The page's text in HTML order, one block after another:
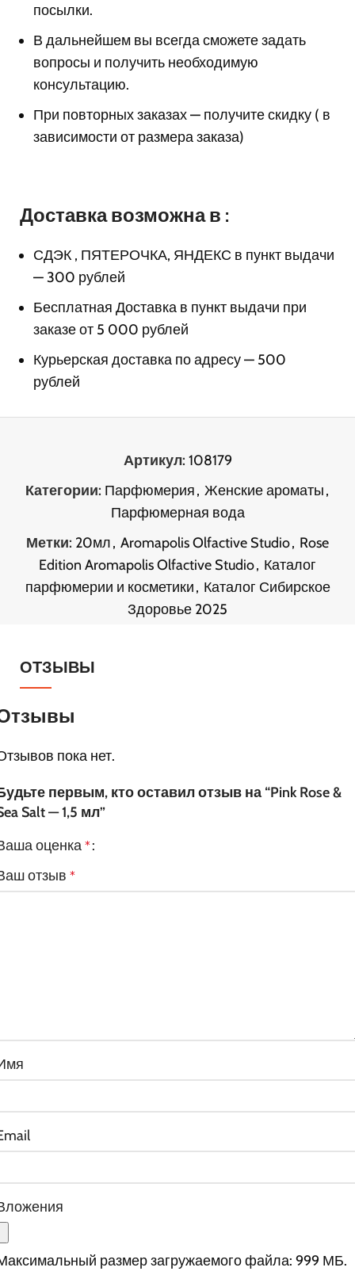
посылки.
В дальнейшем вы всегда сможете задать
вопросы и получить необходимую
консультацию.
При повторных заказах — получите скидку ( в
зависимости от размера заказа)
Доставка возможна в :
СДЭК , ПЯТЕРОЧКА, ЯНДЕКС в пункт выдачи
— 300 рублей
Бесплатная Доставка в пункт выдачи при
заказе от 5 000 рублей
Курьерская доставка по адресу — 500
рублей
Артикул: 108179
Категории: Парфюмерия, Женские ароматы,
Парфюмерная вода
Метки: 20мл, Aromapolis Olfactive Studio, Rose
Edition Aromapolis Olfactive Studio, Каталог
парфюмерии и косметики, Каталог Сибирское
Здоровье 2025
ОТЗЫВЫ
пока нет.
первым, кто оставил отзыв на “Pink Rose &
Salt — 1,5 мл”
оценка *
отзыв *
размер загружаемого файла: 999 МБ.